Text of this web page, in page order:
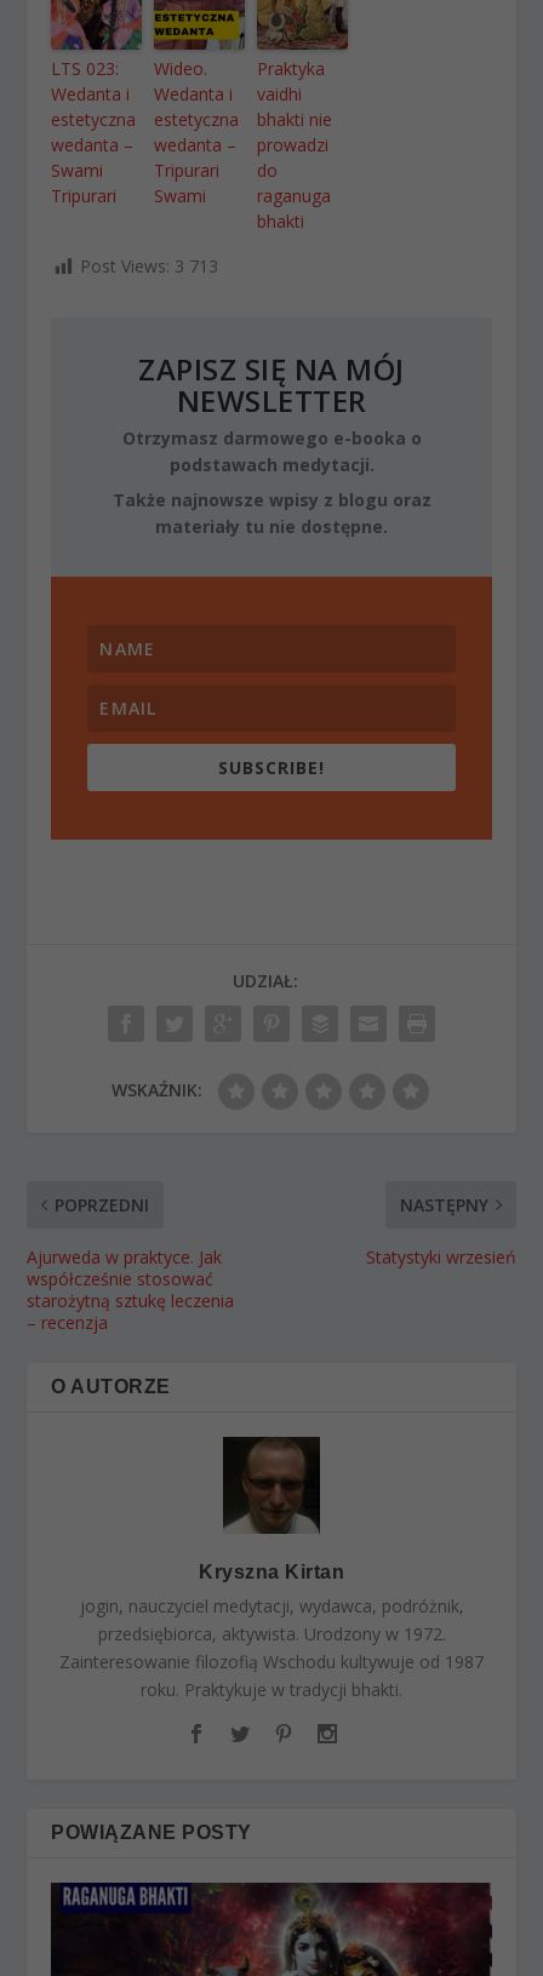
LTS 023:
Wedanta i
estetyczna
wedanta –
Swami
Tripurari
Wideo.
Wedanta i
estetyczna
wedanta –
Tripurari
Swami
Praktyka
vaidhi
bhakti nie
prowadzi
do
raganuga
bhakti
Post Views: 3 713
ZAPISZ SIĘ NA MÓJ
NEWSLETTER
Otrzymasz darmowego e-booka o
podstawach medytacji.
Także najnowsze wpisy z blogu oraz
materiały tu nie dostępne.
SUBSCRIBE!
UDZIAŁ:
WSKAŹNIK:
POPRZEDNI
Ajurweda w praktyce. Jak
współcześnie stosować
starożytną sztukę leczenia
– recenzja
NASTĘPNY
Statystyki wrzesień
O AUTORZE
Kryszna Kirtan
jogin, nauczyciel medytacji, wydawca, podróżnik,
przedsiębiorca, aktywista. Urodzony w 1972.
Zainteresowanie filozofią Wschodu kultywuje od 1987
roku. Praktykuje w tradycji bhakti.
POWIĄZANE POSTY